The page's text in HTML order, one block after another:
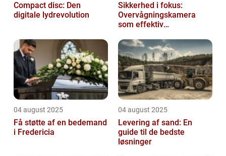
Compact disc: Den
digitale lydrevolution
Sikkerhed i fokus:
Overvågningskamera
som effektiv
04 august 2025
Få støtte af en bedemand
i Fredericia
04 august 2025
Levering af sand: En
guide til de bedste
løsninger